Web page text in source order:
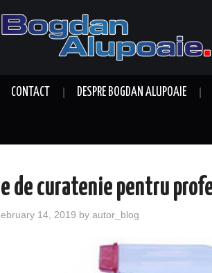
CONTACT DESPRE BOGDAN ALUPOAIE
de curatenie pentru
14, 2019 by autor_blog